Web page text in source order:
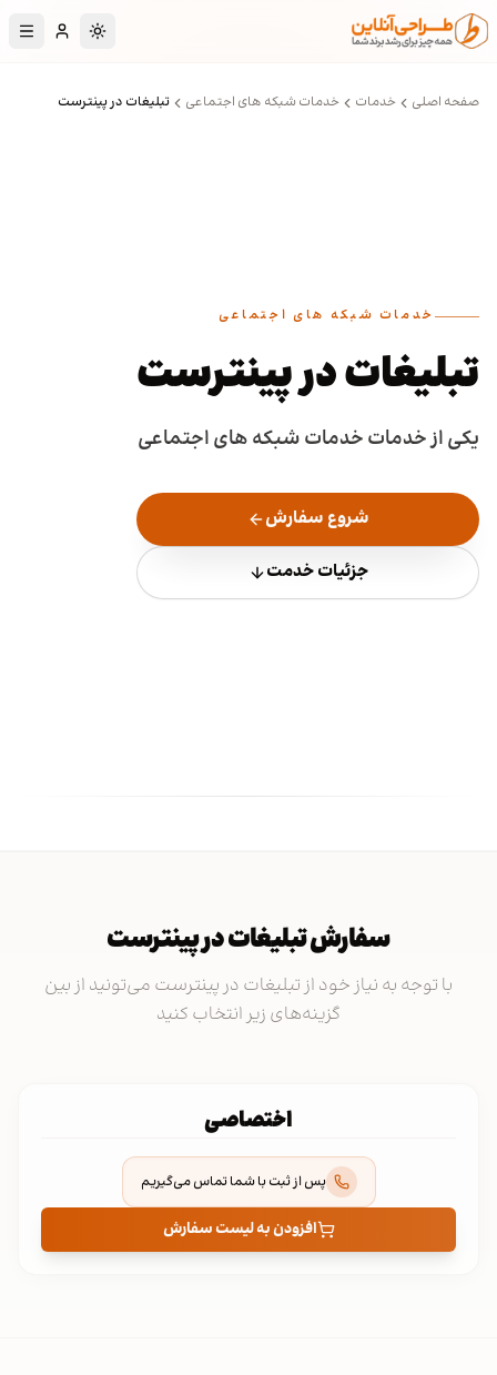
پرش به محتوای اصلی
تغییر به حالت
صفحه اصلی خدمات خدمات شبکه های اجتماعی تبلیغات در پینترست
خدمات شبکه های اجتماعی
تبلیغات در پینترست
یکی از خدمات خدمات شبکه های اجتماعی
شروع سفارش
جزئیات خدمت
سفارش تبلیغات در پینترست
با توجه به نیاز خود از تبلیغات در پینترست می‌تونید از بین
گزینه‌های زیر انتخاب کنید
اختصاصی
پس از ثبت با شما تماس می‌گیریم
افزودن به لیست سفارش